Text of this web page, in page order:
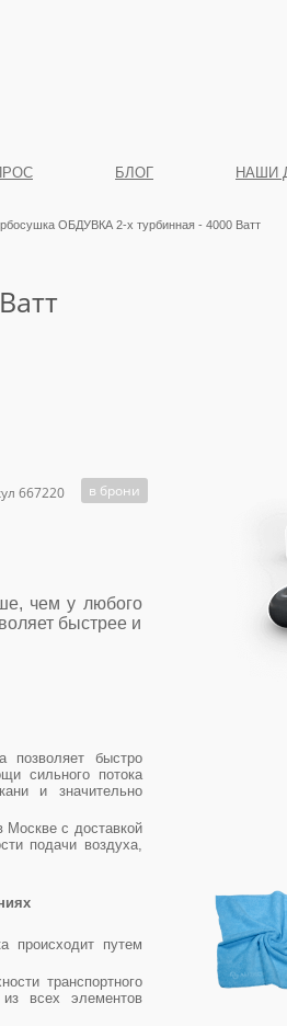
БЛОГ НАШИ
ОБДУВКА 2-х турбинная - 4000 Ватт
667220 в брони
чем у любого
быстрее и
позволяет быстро
сильного потока
и значительно
Москве с доставкой
подачи воздуха,
происходит путем
транспортного
всех элементов